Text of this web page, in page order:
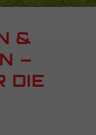
&
–
DIE